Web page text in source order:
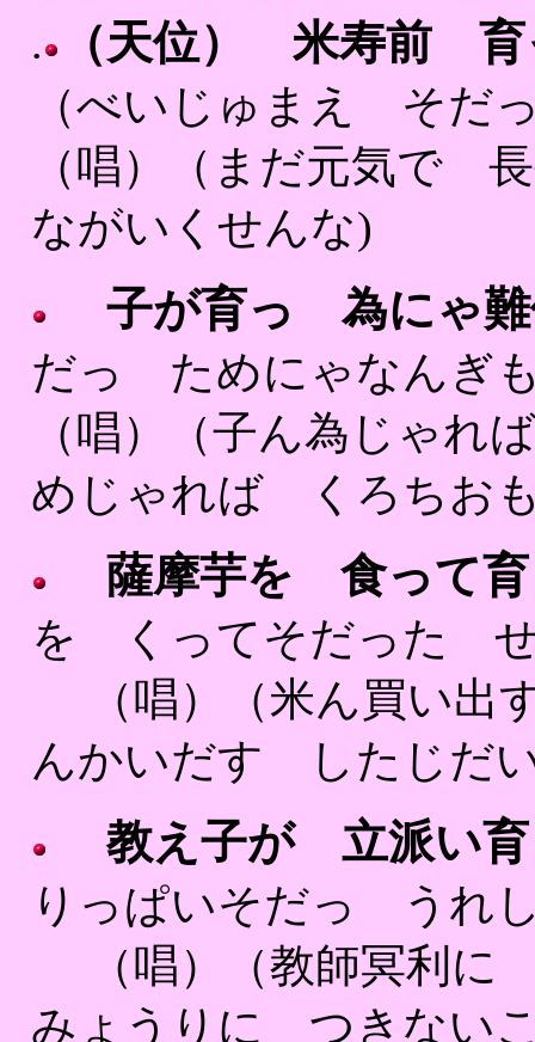
.
（天位） 米寿前
（べいじゅまえ そだ
（唱）（まだ元気で
ながいくせんな)
子が育っ 為にゃ
だっ ためにゃなんぎ
（唱）（子ん為じゃ
めじゃれば くろちお
薩摩芋を 食って
を くってそだった
（唱）（米ん買い出
んかいだす したじだ
教え子が 立派い
りっぱいそだっ うれ
（唱）（教師冥利に
みょうりに つきない